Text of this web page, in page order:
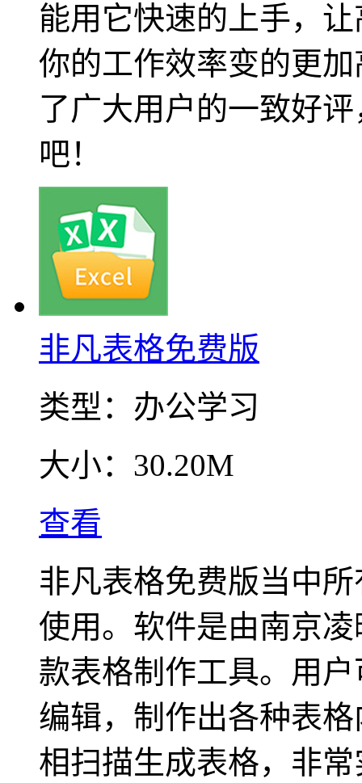
能用它快速的上手，
你的工作效率变的更
了广大用户的一致好
吧！
非凡表格免费版
类型： 办公学习
大小： 30.20M
查看
非凡表格免费版当中
使用。软件是由南京
款表格制作工具。用
编辑，制作出各种表
相扫描生成表格，非